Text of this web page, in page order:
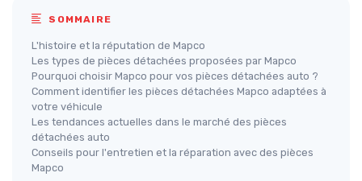
SOMMAIRE
L'histoire et la réputation de Mapco
Les types de pièces détachées proposées par Mapco
Pourquoi choisir Mapco pour vos pièces détachées auto ?
Comment identifier les pièces détachées Mapco adaptées à
votre véhicule
Les tendances actuelles dans le marché des pièces
détachées auto
Conseils pour l'entretien et la réparation avec des pièces
Mapco